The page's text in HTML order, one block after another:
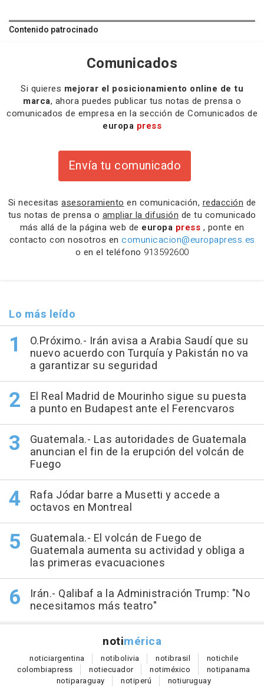
Contenido patrocinado
Comunicados
Si quieres mejorar el posicionamiento online de tu
marca, ahora puedes publicar tus notas de prensa o
comunicados de empresa en la sección de Comunicados de
europa press
Envía tu comunicado
Si necesitas asesoramiento en comunicación, redacción de
tus notas de prensa o ampliar la difusión de tu comunicado
más allá de la página web de europa press , ponte en
contacto con nosotros en comunicacion@europapress.es
o en el teléfono 913592600
Lo más leído
O.Próximo.- Irán avisa a Arabia Saudí que su
nuevo acuerdo con Turquía y Pakistán no va
a garantizar su seguridad
El Real Madrid de Mourinho sigue su puesta
a punto en Budapest ante el Ferencvaros
Guatemala.- Las autoridades de Guatemala
anuncian el fin de la erupción del volcán de
Fuego
Rafa Jódar barre a Musetti y accede a
octavos en Montreal
Guatemala.- El volcán de Fuego de
Guatemala aumenta su actividad y obliga a
las primeras evacuaciones
Irán.- Qalibaf a la Administración Trump: "No
necesitamos más teatro"
notimérica
noticiargentina notibolivia notibrasil notichile
colombiapress notiecuador notiméxico notipanama
notiparaguay notiperú notiuruguay